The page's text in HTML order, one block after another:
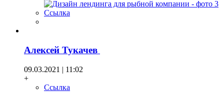
Ссылка
Алексей Тукачев
09.03.2021 | 11:02
+
Ссылка